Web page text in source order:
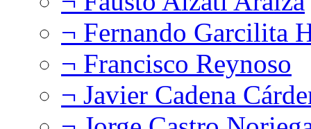
¬ Fernando Garcilita
¬ Francisco Reynoso
¬ Javier Cadena